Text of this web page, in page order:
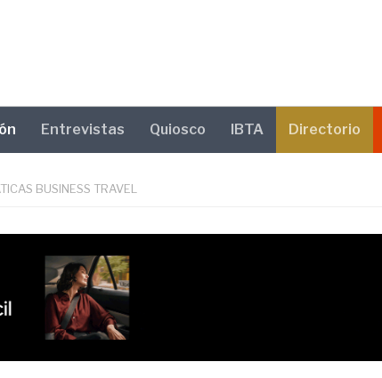
Entrevistas Quiosco IBTA Directorio
BUSINESS TRAVEL